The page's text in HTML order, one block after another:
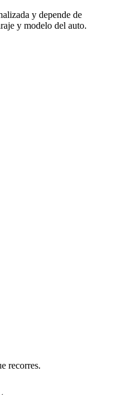
y depende de
y modelo del auto.
recorres.